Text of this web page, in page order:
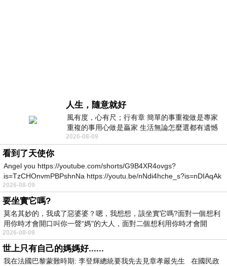
人生，隨意就好
風有度，心有尺；行有章 簡單的事重複做是專家
重複的事用心做是贏家 生活無論怎麼選都有遺憾
所以開心就好 生活不會辜負認真
2026-08-09
看到了天使你
Angel you https://youtube.com/shorts/G9B4XR4ovgs?
is=TzCHOnvmPBPshnNa https://youtu.be/nNdi4hche_s?is=nDIAqAk
2026-08-09
要坐實它嗎?
莫名其妙的，我成了惡婆婆？嗯，我想想，該坐實它嗎?面對一個想利
用你時才會開口叫你一聲“媽"的大人，面對二個想利用你時才會開
2026-08-09
世上只有自己的媽媽好......
我在法國巴黎蒙難時期: 李登輝總統要我先去見章孝嚴先生 在國民政